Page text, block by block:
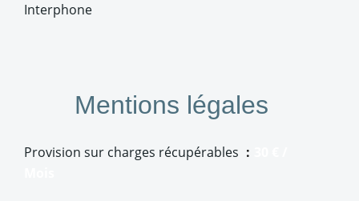
Interphone
Mentions légales
Provision sur charges récupérables